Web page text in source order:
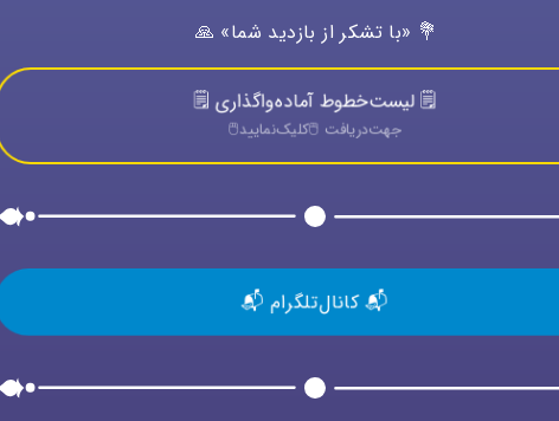
💐 «با تشکر از بازدید شما» 🙏
🗒️ لیست‌خطوط آماده‌واگذاری 🗒️
جهت‌دريافت 🖱️كليک‌نماييد🖱️
📬 کانال‌تلگرام 📬